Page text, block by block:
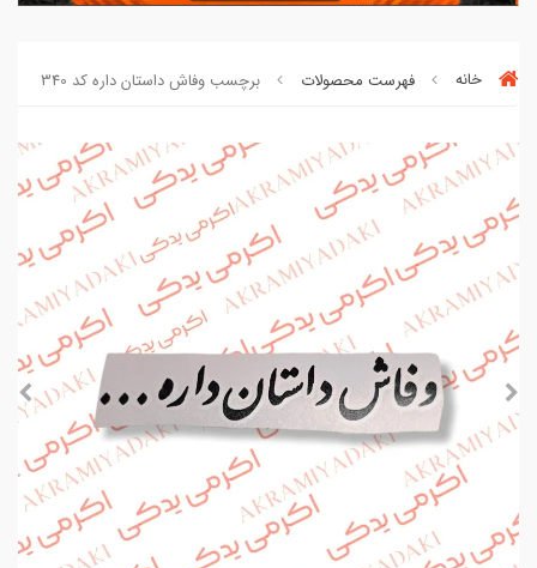
خانه فهرست محصولات برچسب وفاش داستان داره کد 340